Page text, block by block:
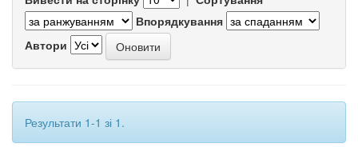
Впорядкування
Автори
Результати 1-1 зі 1.